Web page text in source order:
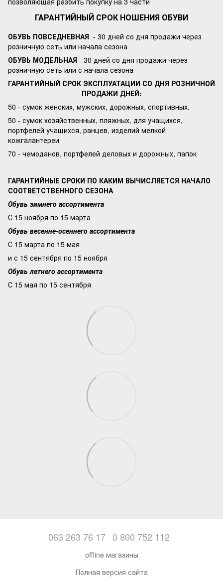
ГАРАНТИЙНЫЙ СРОК НОШЕНИЯ ОБУВИ
ОБУВЬ ПОВСЕДНЕВНАЯ - 30 дней со дня продажи через
розничную сеть или начала сезона
ОБУВЬ МОДЕЛЬНАЯ - 30 дней со дня продажи через
розничную сеть или с начала сезона
ГАРАНТИЙНЫЙ СРОК ЭКСПЛУАТАЦИИ СО ДНЯ РОЗНИЧНОЙ
ПРОДАЖИ ДНЕЙ:
50 - сумок женских, мужских, дорожных, спортивных.
50 - сумок хозяйственных, пляжных, для учащихся,
портфелей учащихся, ранцев, изделий мелкой
кожгалантереи
70 - чемоданов, портфелей деловых и дорожных, папок
ГАРАНТИЙНЫЕ СРОКИ ПО КАКИМ ВЫЧИСЛЯЕТСЯ НАЧАЛО
СООТВЕТСТВЕННОГО СЕЗОНА
Обувь зимнего ассортимента
С 15 ноября по 15 марта
Обувь весенне-осеннего ассортимента
С 15 марта по 15 мая
и с 15 сентября по 15 ноября
Обувь летнего ассортимента
С 15 мая по 15 сентября
063 263 76 17 0 800 752 112
offline магазины
Полная версия сайта